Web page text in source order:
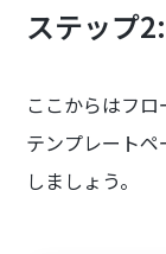
ステップ
ここからはフロ
テンプレート
しましょう。